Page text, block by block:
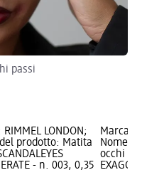
passi
LONDON;
prodotto: Matita
- n. 003, 0,35
Marca:
Nome
occhi